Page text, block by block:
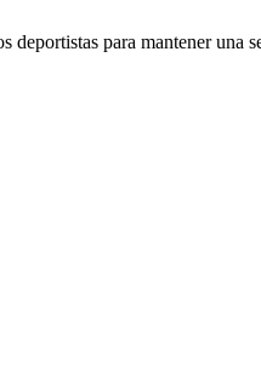
deportistas para mantener una